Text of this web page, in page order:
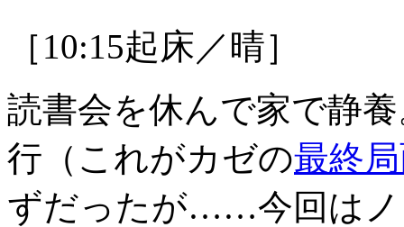
［10:15起床／晴］
読書会を休んで家で静
行（これがカゼの最終
ずだったが……今回はノ